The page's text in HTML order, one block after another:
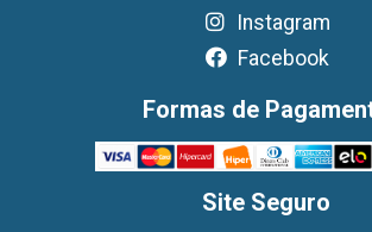
Instagram
Facebook
Formas de
Site Seguro